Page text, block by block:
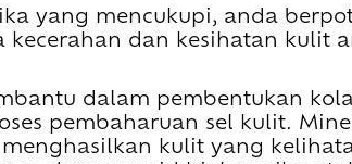
yang mencukupi, anda
dan kesihatan kulit
dalam pembentukan
pembaharuan sel kulit.
kulit yang